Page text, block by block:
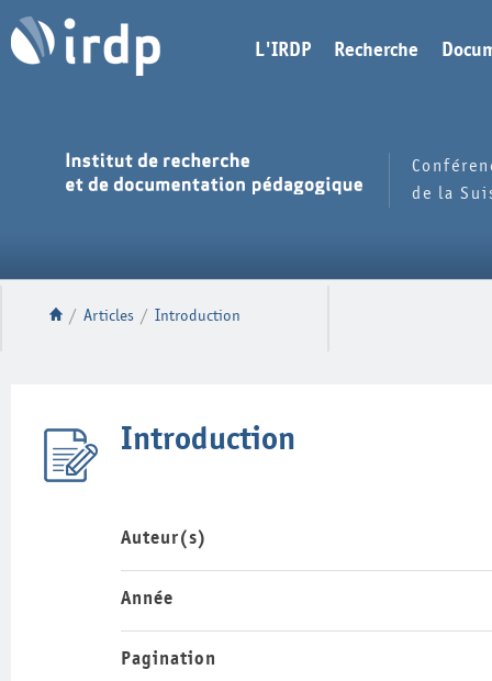
L'IRDP Recherche
de la
/ Articles / Introduction
Introduction
Auteur(s)
Année
Pagination